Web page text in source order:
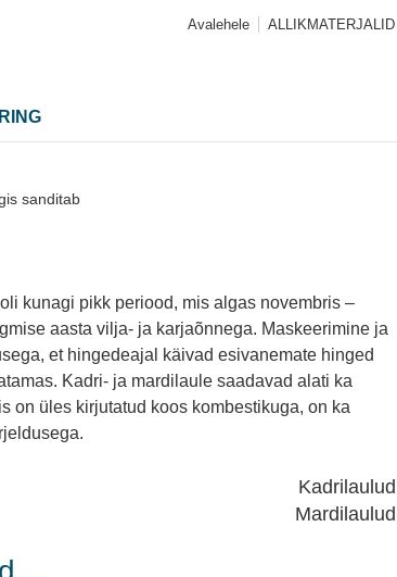
Avalehele ALLIKMATERJALID
sanditab
kunagi pikk periood, mis algas novembris –
aasta vilja- ja karjaõnnega. Maskeerimine ja
et hingedeajal käivad esivanemate hinged
Kadri- ja mardilaule saadavad alati ka
on üles kirjutatud koos kombestikuga, on ka
Kadrilaulud
Mardilaulud